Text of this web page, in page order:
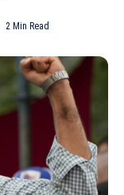
2 Min Read